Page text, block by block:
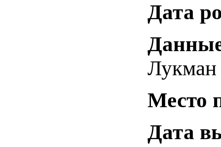
Дата
Лукман
Место
Дата